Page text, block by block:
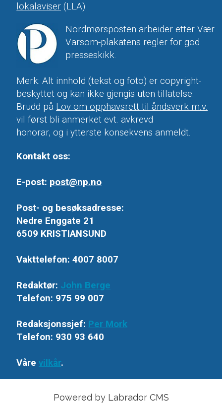
lokalaviser (LLA).
Nordmørsposten arbeider etter Vær
Varsom-plakatens regler for god
presseskikk.
Merk: Alt innhold (tekst og foto) er copyright-
beskyttet og kan ikke gjengis uten tillatelse.
Brudd på Lov om opphavsrett til åndsverk m.v.
vil først bli anmerket evt. avkrevd
honorar, og i ytterste konsekvens anmeldt.
Kontakt oss:
E-post: post@np.no
Post- og besøksadresse:
Nedre Enggate 21
6509 KRISTIANSUND
Vakttelefon: 4007 8007
Redaktør: John Berge
Telefon: 975 99 007
Redaksjonssjef: Per Mork
Telefon: 930 93 640
Vårevilkår.
Powered by Labrador CMS